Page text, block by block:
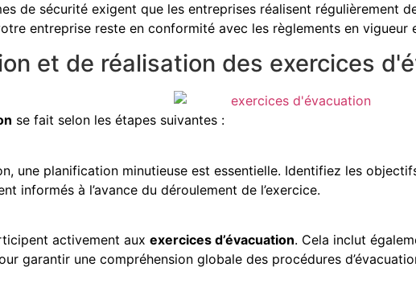
de sécurité exigent que les entreprises réalisent régulièrement
entreprise reste en conformité avec les règlements en vigueur
et de réalisation des exercices
se fait selon les étapes suivantes :
une planification minutieuse est essentielle. Identifiez les
informés à l’avance du déroulement de l’exercice.
activement aux exercices d’évacuation. Cela inclut
garantir une compréhension globale des procédures